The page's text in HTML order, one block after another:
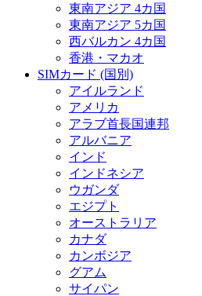
東南アジア 4カ国
東南アジア 5カ国
西バルカン 4カ国
香港・マカオ
SIMカード (国別)
アイルランド
アメリカ
アラブ首長国連邦
アルバニア
インド
インドネシア
ウガンダ
エジプト
オーストラリア
カナダ
カンボジア
グアム
サイパン